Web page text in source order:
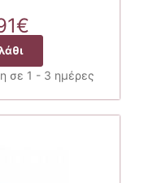
€
τρέχουσα
τιμή
είναι:
26.91€.
σε 1 - 3 ημέρες